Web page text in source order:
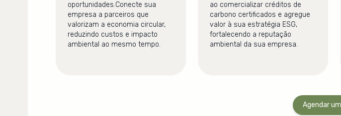
oportunidades.Conecte sua
empresa a parceiros que
valorizam a economia circular,
reduzindo custos e impacto
ambiental ao mesmo tempo.
ao comercializar créditos de
carbono certificados e agregue
valor à sua estratégia ESG,
fortalecendo a reputação
ambiental da sua empresa.
Agendar